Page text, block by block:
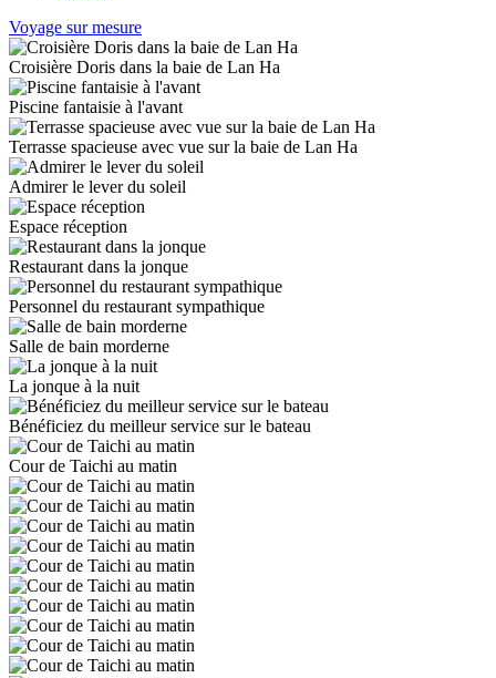
Voyage sur mesure
Croisière Doris dans la baie de Lan Ha
Piscine fantaisie à l'avant
Terrasse spacieuse avec vue sur la baie de Lan Ha
Admirer le lever du soleil
Espace réception
Restaurant dans la jonque
Personnel du restaurant sympathique
Salle de bain morderne
La jonque à la nuit
Bénéficiez du meilleur service sur le bateau
Cour de Taichi au matin